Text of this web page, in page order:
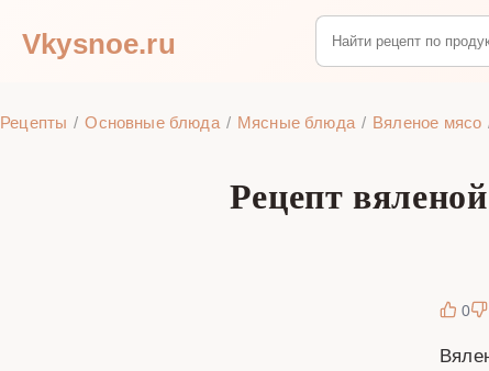
Vkysnoe.ru
Рецепты Основные блюда Мясные блюда Вяленое мясо
Рецепт
0